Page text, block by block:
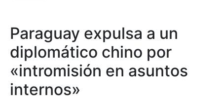
Paraguay expulsa a un
diplomático chino por
«intromisión en asuntos
internos»